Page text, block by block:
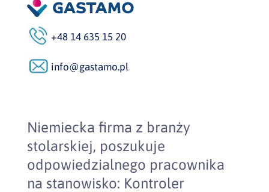
+48 14 635 15 20
info@gastamo.pl
Niemiecka firma z branży
stolarskiej, poszukuje
odpowiedzialnego pracownika
na stanowisko: Kontroler